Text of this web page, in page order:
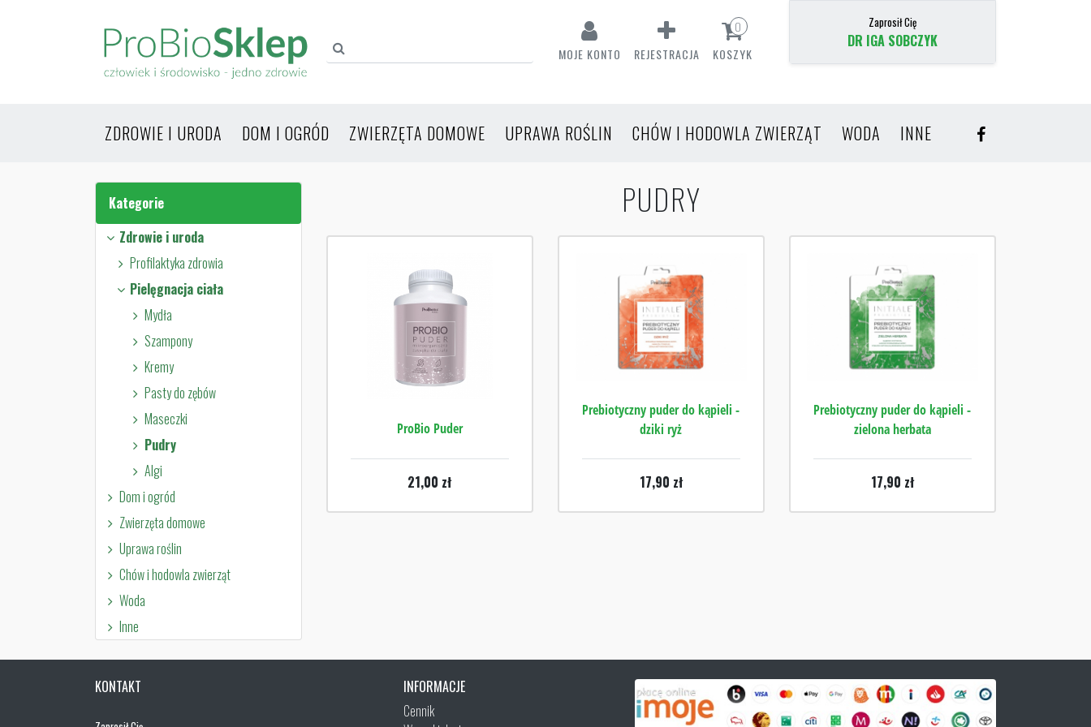
MOJE KONTO REJESTRACJA KOSZYK
0 Zaprosił Cię
DR IGA SOBCZYK
ZDROWIE I URODA DOM I OGRÓD ZWIERZĘTA DOMOWE UPRAWA ROŚLIN CHÓW I HODOWLA ZWIERZĄT WODA INNE
Kategorie
Zdrowie i uroda
Profilaktyka zdrowia
Pielęgnacja ciała
Mydła
Szampony
Kremy
Pasty do zębów
Maseczki
Pudry
Algi
Dom i ogród
Zwierzęta domowe
Uprawa roślin
Chów i hodowla zwierząt
Woda
Inne
PUDRY
ProBio Puder
21,00 zł
Prebiotyczny puder do kąpieli -
dziki ryż
17,90 zł
Prebiotyczny puder do kąpieli -
zielona herbata
17,90 zł
KONTAKT
INFORMACJE
Cennik